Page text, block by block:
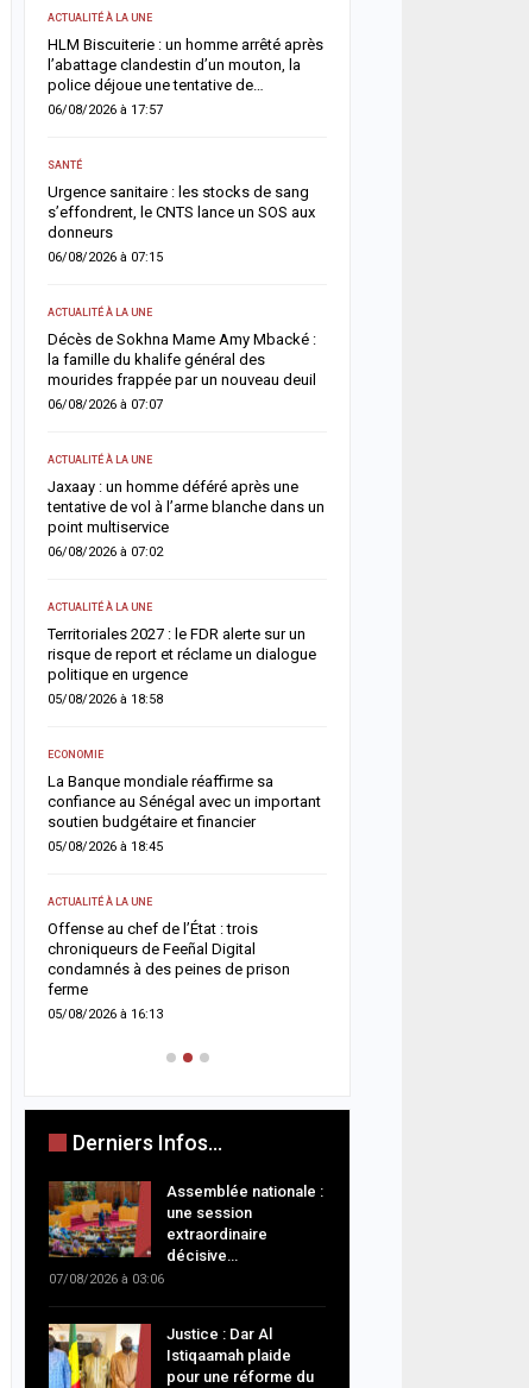
ACTUALITÉ À LA UNE
HLM Biscuiterie : un homme arrêté après
l’abattage clandestin d’un mouton, la
police déjoue une tentative de…
06/08/2026 à 17:57
SANTÉ
Urgence sanitaire : les stocks de sang
s’effondrent, le CNTS lance un SOS aux
donneurs
06/08/2026 à 07:15
ACTUALITÉ À LA UNE
Décès de Sokhna Mame Amy Mbacké :
la famille du khalife général des
mourides frappée par un nouveau deuil
06/08/2026 à 07:07
ACTUALITÉ À LA UNE
Jaxaay : un homme déféré après une
tentative de vol à l’arme blanche dans un
point multiservice
06/08/2026 à 07:02
ACTUALITÉ À LA UNE
Territoriales 2027 : le FDR alerte sur un
risque de report et réclame un dialogue
politique en urgence
05/08/2026 à 18:58
ECONOMIE
La Banque mondiale réaffirme sa
confiance au Sénégal avec un important
soutien budgétaire et financier
05/08/2026 à 18:45
ACTUALITÉ À LA UNE
Offense au chef de l’État : trois
chroniqueurs de Feeñal Digital
condamnés à des peines de prison
ferme
05/08/2026 à 16:13
Derniers Infos...
Assemblée nationale :
une session
extraordinaire
décisive…
07/08/2026 à 03:06
Justice : Dar Al
Istiqaamah plaide
pour une réforme du